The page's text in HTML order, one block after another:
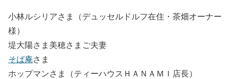
小林ルシリアさま（デュッセルドルフ在住・茶畑オーナー
様）
堤大陽さま美穂さまご夫妻
そば庵さま
ホップマンさま（ティーハウスＨＡＮＡＭＩ店長）